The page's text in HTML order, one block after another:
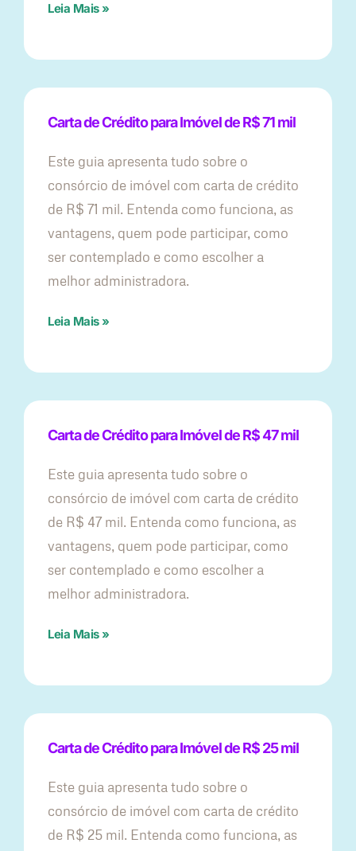
Leia Mais »
Carta de Crédito para Imóvel de R$ 71 mil
Este guia apresenta tudo sobre o
consórcio de imóvel com carta de crédito
de R$ 71 mil. Entenda como funciona, as
vantagens, quem pode participar, como
ser contemplado e como escolher a
melhor administradora.
Leia Mais »
Carta de Crédito para Imóvel de R$ 47 mil
Este guia apresenta tudo sobre o
consórcio de imóvel com carta de crédito
de R$ 47 mil. Entenda como funciona, as
vantagens, quem pode participar, como
ser contemplado e como escolher a
melhor administradora.
Leia Mais »
Carta de Crédito para Imóvel de R$ 25 mil
Este guia apresenta tudo sobre o
consórcio de imóvel com carta de crédito
de R$ 25 mil. Entenda como funciona, as